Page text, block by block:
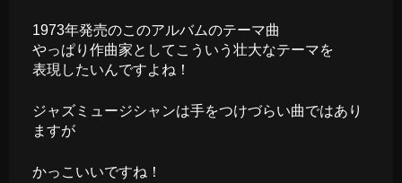
1973年発売のこのアルバムのテーマ曲
やっぱり作曲家としてこういう壮大なテーマを
表現したいんですよね！
ジャズミュージシャンは手をつけづらい曲ではあり
ますが
かっこいいですね！